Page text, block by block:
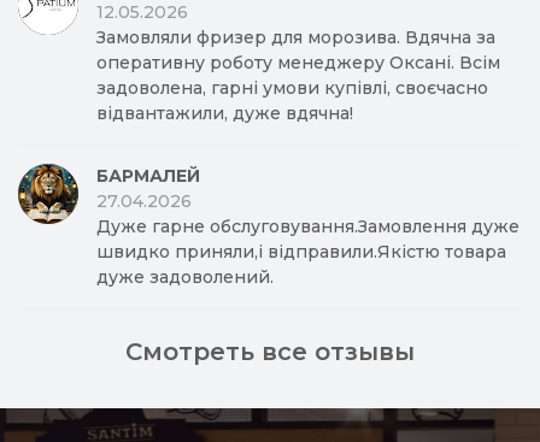
12.05.2026
Замовляли фризер для морозива. Вдячна за
оперативну роботу менеджеру Оксані. Всім
задоволена, гарні умови купівлі, своєчасно
відвантажили, дуже вдячна!
БАРМАЛЕЙ
27.04.2026
Дуже гарне обслуговування.Замовлення дуже
швидко приняли,і відправили.Якістю товара
дуже задоволений.
Смотреть все отзывы